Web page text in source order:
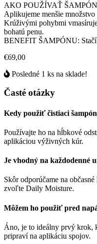
AKO POUŽÍVAŤ
Aplikujeme menšie množstvo
Krúživými pohybmi
bohatú penu.
BENEFIT ŠAMPÓNU: Stačí
€69,00
Posledné 1 ks na sklade!
Časté otázky
Kedy použiť čistiaci
Používajte ho na hĺbkové
aplikáciou výživných kúr.
Je vhodný na každodenné
Skôr odporúčame na
zvoľte Daily Moisture.
Môžem ho použiť pred
Áno, je to ideálny prvý krok,
pripraví na aplikáciu spojov.